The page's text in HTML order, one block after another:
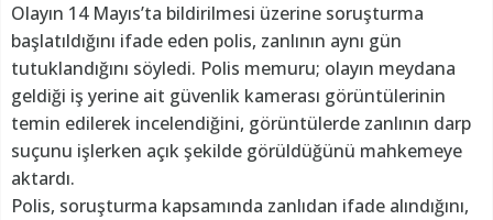
Olayın 14 Mayıs’ta bildirilmesi üzerine soruşturma
başlatıldığını ifade eden polis, zanlının aynı gün
tutuklandığını söyledi. Polis memuru; olayın meydana
geldiği iş yerine ait güvenlik kamerası görüntülerinin
temin edilerek incelendiğini, görüntülerde zanlının darp
suçunu işlerken açık şekilde görüldüğünü mahkemeye
aktardı.
Polis, soruşturma kapsamında zanlıdan ifade alındığını,